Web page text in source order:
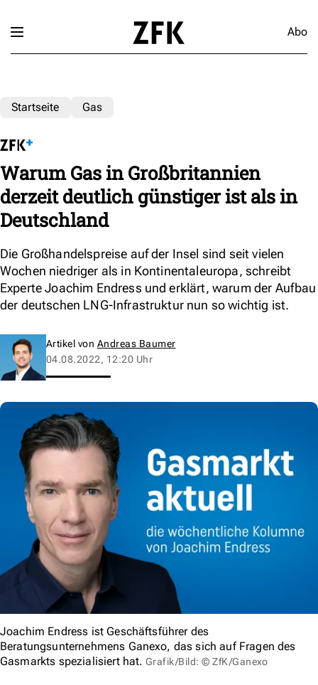
Abo
Startseite Gas
Warum Gas in Großbritannien
derzeit deutlich günstiger ist als in
Deutschland
Die Großhandelspreise auf der Insel sind seit vielen
Wochen niedriger als in Kontinentaleuropa, schreibt
Experte Joachim Endress und erklärt, warum der Aufbau
der deutschen LNG-Infrastruktur nun so wichtig ist.
Artikel von Andreas Baumer
04.08.2022, 12:20 Uhr
Joachim Endress ist Geschäftsführer des
Beratungsunternehmens Ganexo, das sich auf Fragen des
Gasmarkts spezialisiert hat. Grafik/Bild: © ZfK/Ganexo